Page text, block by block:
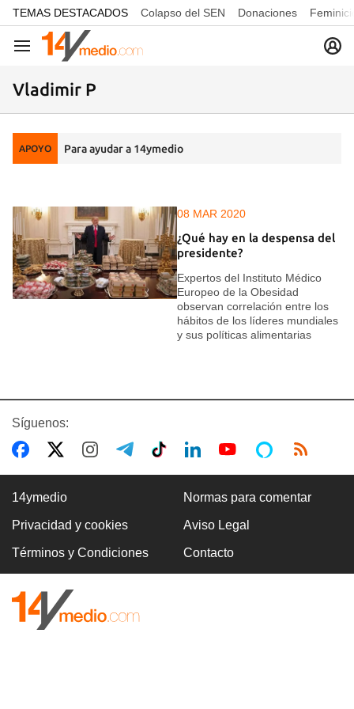
common.go-to-content
TEMAS DESTACADOS Colapso del SEN Donaciones
Navegación
Vladimir P
APOYO Para ayudar a 14ymedio
08 MAR 2020
¿Qué hay en la despensa del
presidente?
Expertos del Instituto Médico
Europeo de la Obesidad
observan correlación entre los
hábitos de los líderes mundiales
y sus políticas alimentarias
Síguenos:
14ymedio Normas para comentar
Privacidad y cookies Aviso Legal
Términos y Condiciones Contacto